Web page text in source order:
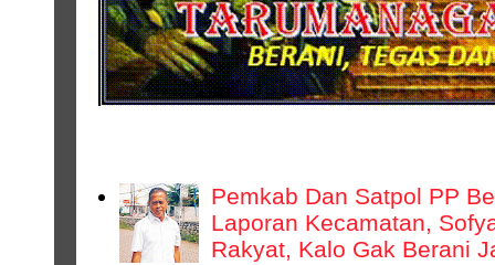
Pemkab Dan Satpol PP
Laporan Kecamatan,
Rakyat, Kalo Gak Berani